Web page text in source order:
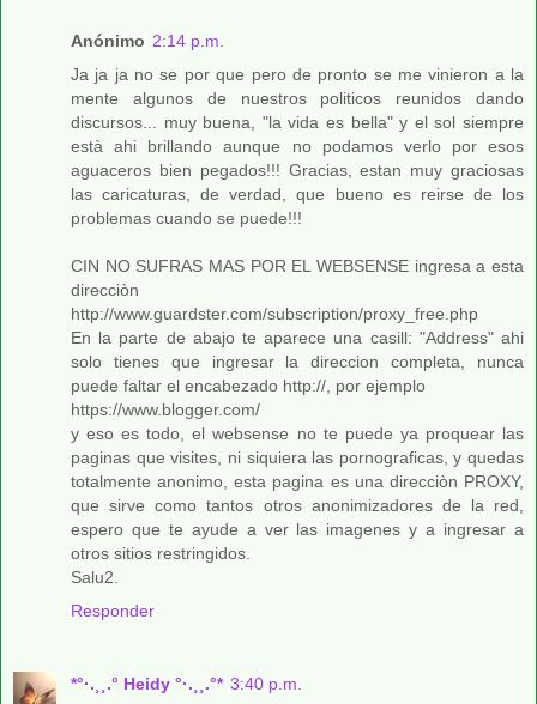
Anónimo 2:14 p.m.
Ja ja ja no se por que pero de pronto se me vinieron a la
mente algunos de nuestros politicos reunidos dando
discursos... muy buena, "la vida es bella" y el sol siempre
està ahi brillando aunque no podamos verlo por esos
aguaceros bien pegados!!! Gracias, estan muy graciosas
las caricaturas, de verdad, que bueno es reirse de los
problemas cuando se puede!!!
CIN NO SUFRAS MAS POR EL WEBSENSE ingresa a esta
direcciòn
http://www.guardster.com/subscription/proxy_free.php
En la parte de abajo te aparece una casill: "Address" ahi
solo tienes que ingresar la direccion completa, nunca
puede faltar el encabezado http://, por ejemplo
https://www.blogger.com/
y eso es todo, el websense no te puede ya proquear las
paginas que visites, ni siquiera las pornograficas, y quedas
totalmente anonimo, esta pagina es una direcciòn PROXY,
que sirve como tantos otros anonimizadores de la red,
espero que te ayude a ver las imagenes y a ingresar a
otros sitios restringidos.
Salu2.
Responder
*°·.¸¸.° Heidy °·.¸¸.°* 3:40 p.m.